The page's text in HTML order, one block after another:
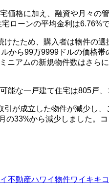
価格に加え、融資や月々
ローンの平均金利は6.76%
たため、購入者は物件の
から99万9999ドルの価格
ニアムの新規物件数はさら
能な一戸建て住宅は805戸
が成立した物件が減少し
の33%から減少しました。
不動産ハワイ物件ワイキキ